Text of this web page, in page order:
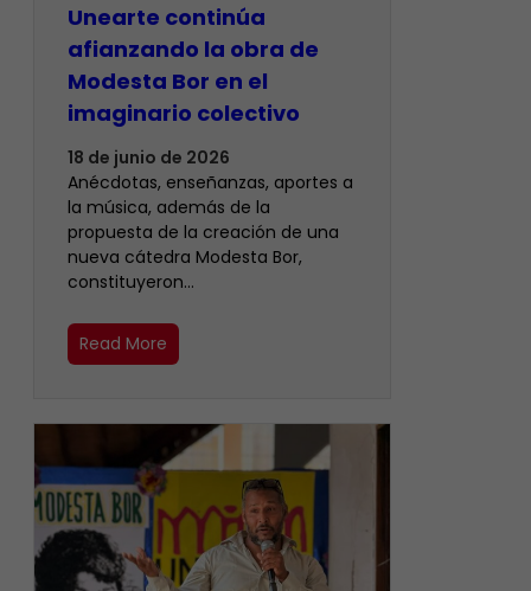
Unearte continúa
afianzando la obra de
Modesta Bor en el
imaginario colectivo
18 de junio de 2026
Anécdotas, enseñanzas, aportes a
la música, además de la
propuesta de la creación de una
nueva cátedra Modesta Bor,
constituyeron…
Read More